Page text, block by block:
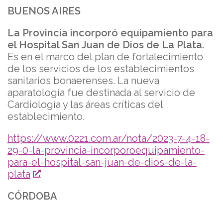
BUENOS AIRES
La Provincia incorporó equipamiento para
el Hospital San Juan de Dios de La Plata.
Es en el marco del plan de fortalecimiento
de los servicios de los establecimientos
sanitarios bonaerenses. La nueva
aparatología fue destinada al servicio de
Cardiología y las áreas críticas del
establecimiento.
https://www.0221.com.ar/nota/2023-7-4-18-
29-0-la-provincia-incorporoequipamiento-
para-el-hospital-san-juan-de-dios-de-la-
plata
CÓRDOBA